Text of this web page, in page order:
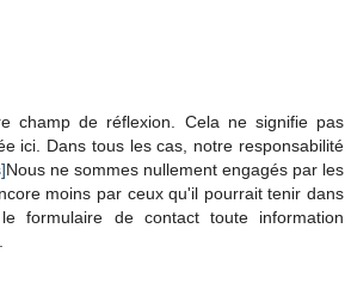
champ de réflexion. Cela ne signifie pas
ici. Dans tous les cas, notre responsabilité
Nous ne sommes nullement engagés par les
moins par ceux qu'il pourrait tenir dans
formulaire de contact toute information